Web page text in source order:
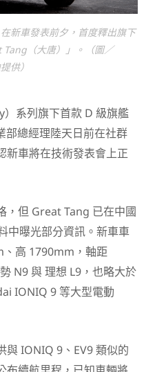
新車發表前夕，首度釋出旗下
Tang（大唐）」。（圖／
供）
系列旗下首款 D 級旗艦
部總經理陸天日前在社群
新車將在技術發表會上正
，但 Great Tang 已在中國
中曝光部分資訊。新車車
高 1790mm，軸距
N9 與 理想 L9，也略大於
IONIQ 9 等大型電動
與 IONIQ 9、EV9 類似的